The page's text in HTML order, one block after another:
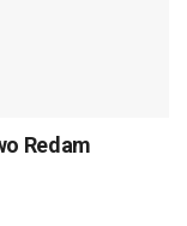
Redam